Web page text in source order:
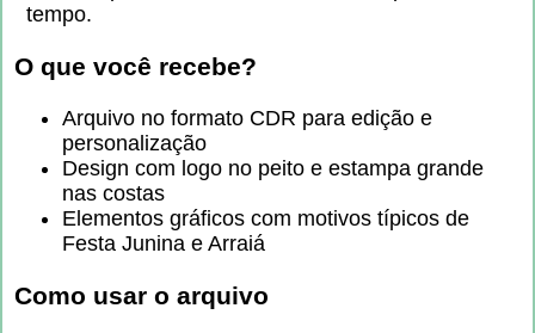
tempo.
O que você recebe?
Arquivo no formato CDR para edição e
personalização
Design com logo no peito e estampa grande
nas costas
Elementos gráficos com motivos típicos de
Festa Junina e Arraiá
Como usar o arquivo